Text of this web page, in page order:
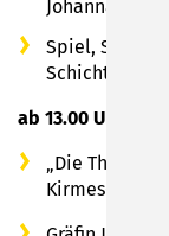
Johanna
Spiel, Spaß &
Schichtshöhn
ab 13.00 Uhr
„Die
Kirmes- und